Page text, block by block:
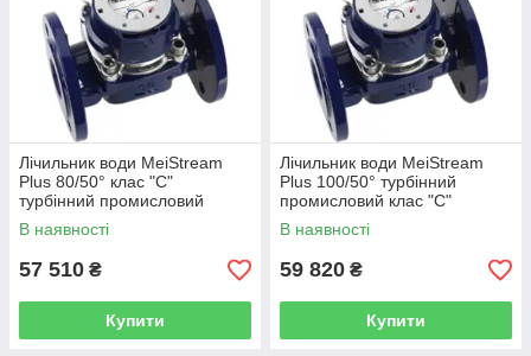
Лічильник води MeiStream
Plus 80/50° клас "С"
турбінний промисловий
SENSUS (Німеччина)
В наявності
57 510 ₴
Купити
Лічильник води MeiStream
Plus 100/50° турбінний
промисловий клас "С"
SENSUS (Німеччина)
В наявності
59 820 ₴
Купити